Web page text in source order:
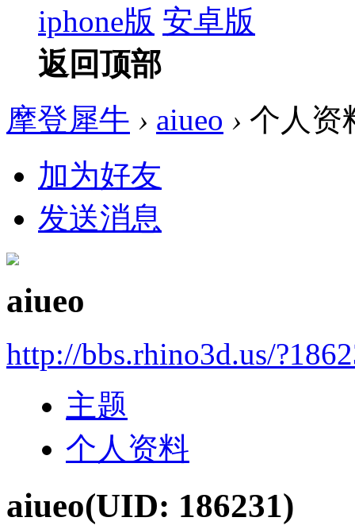
iphone版 安卓版
返回顶部
摩登犀牛 › aiueo › 个人资
加为好友
发送消息
aiueo
http://bbs.rhino3d.us/
主题
个人资料
aiueo(UID: 186231)